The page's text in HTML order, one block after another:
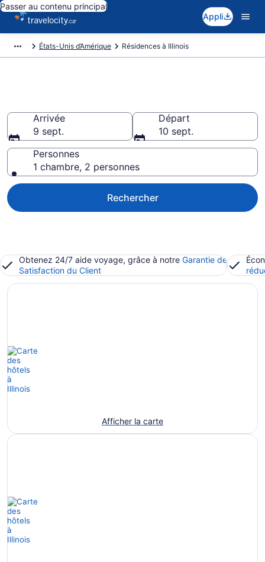
Passer au contenu principal
Appli
États-Unis d’Amérique Résidences à Illinois
Arrivée
9 sept.
Départ
10 sept.
Personnes
1 chambre, 2 personnes
Rechercher
Obtenez 24/7 aide voyage, grâce à notre Garantie de
Satisfaction du Client
Afficher la carte